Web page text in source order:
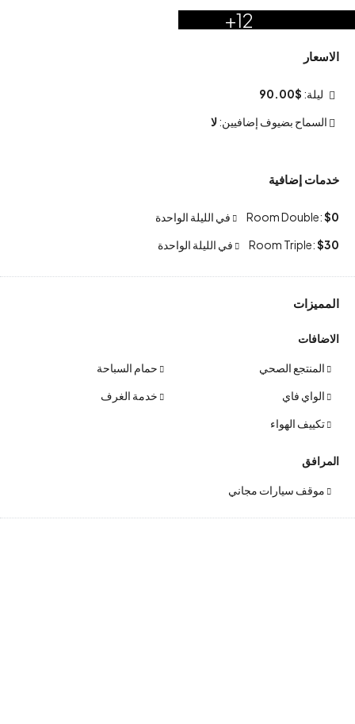
12+
الاسعار
$90.00
لا
خدمات إضافية
Room Double:$0
Room Triple:$30
المميزات
الاضافات
المنتجع الصحي
الواي فاي
تكييف الهواء
حمام السباحة
خدمة الغرف
المرافق
موقف سيارات مجاني